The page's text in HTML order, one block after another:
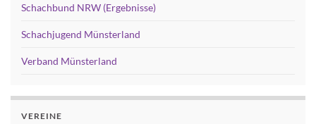
Schachbund NRW (Ergebnisse)
Schachjugend Münsterland
Verband Münsterland
VEREINE